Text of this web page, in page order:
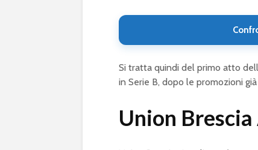
Si tratta quindi del primo atto
in Serie B, dopo le promozioni
Union